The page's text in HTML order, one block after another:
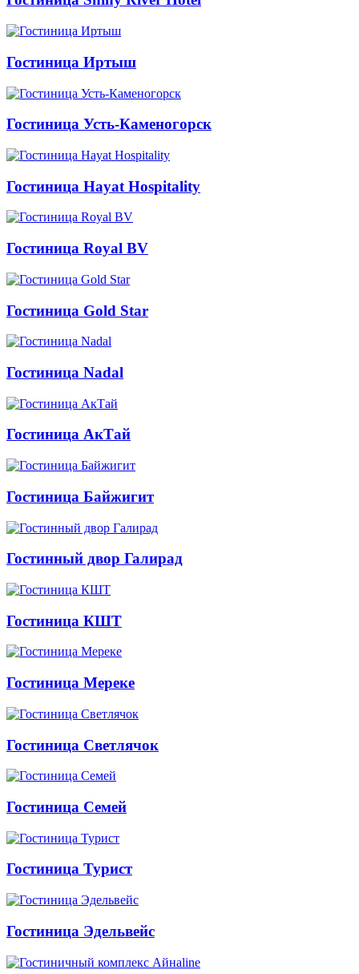
Гостиница Иртыш
Гостиница Усть-Каменогорск
Гостиница Hayat Hospitality
Гостиница Royal BV
Гостиница Gold Star
Гостиница Nadal
Гостиница АкТай
Гостиница Байжигит
Гостинный двор Галирад
Гостиница КШТ
Гостиница Мереке
Гостиница Светлячок
Гостиница Семей
Гостиница Турист
Гостиница Эдельвейс